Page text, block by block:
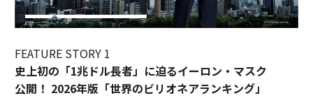
FEATURE STORY 1
史上初の「1兆ドル長者」に迫るイーロン・マスク
公開！ 2026年版「世界のビリオネアランキング」